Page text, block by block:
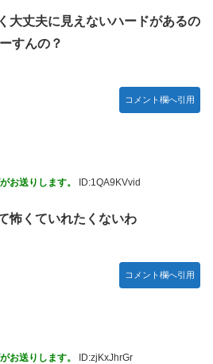
大丈夫に見えないハードがあるの
すんの？
コメント欄へ引用
お送りします。 ID:1QA9KVvid
怖くていれたくないわ
コメント欄へ引用
お送りします。 ID:zjKxJhrGr